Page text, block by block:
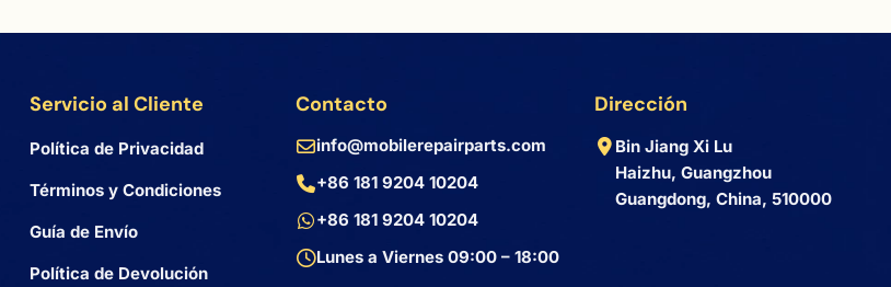
Servicio al Cliente
Política de Privacidad
Términos y Condiciones
Guía de Envío
Política de Devolución
Contacto
info@mobilerepairparts.com
+86 181 9204 10204
+86 181 9204 10204
Lunes a Viernes 09:00 – 18:00
Dirección
Bin Jiang Xi Lu
Haizhu, Guangzhou
Guangdong, China, 510000